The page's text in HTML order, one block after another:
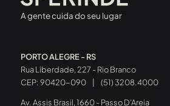
A gente cuida do seu lugar
PORTO ALEGRE - RS
Rua Liberdade, 227 - Rio Branco
CEP: 90420-090
(51) 3208.4000
Av. Assis Brasil, 1660 - Passo D’Areia